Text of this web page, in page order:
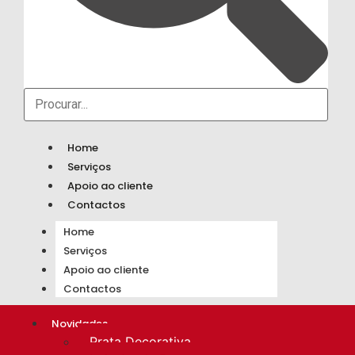
Home
Serviços
Apoio ao cliente
Contactos
Home
Serviços
Apoio ao cliente
Contactos
Novidades
Prata Decorativa